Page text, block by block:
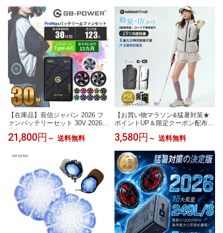
トドア
【在庫品】長信ジャパン 2026 フ
ァンバッテリーセット 30V 2026
GFX GFXS 空調 作業服 (30V専用
充電 空調ウェア EFウェア 超大風
量 作業着 釣り キャンプ 熱中症対
策 30v ファンバッテリーセット 冷
却 ゴルフ
21,800円 ～ 送料無料
【お買い物マラソン&猛暑対策★
ポイントUP＆限定クーポン配布
リー フルセット 空調ウェア 空調
テリー付き ファンベスト 3段階強
風 22h連続送風 エアコン服 UVカ
ット UPF 50+ 建設作業 アウトド
ア
3,580円 ～ 送料無料